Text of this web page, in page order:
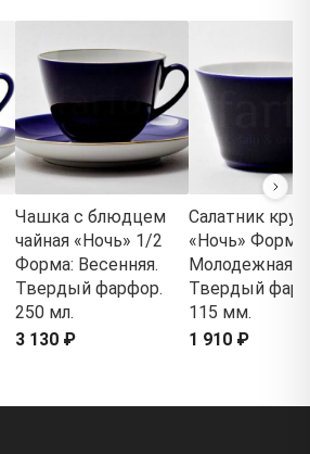
Чашка с блюдцем
чайная «Ночь» 1/2
Форма: Весенняя.
Твердый фарфор.
250 мл.
3 130 ₽
Салатник
«Ночь» Форма:
Молодежная.
Твердый
115 мм.
1 910 ₽